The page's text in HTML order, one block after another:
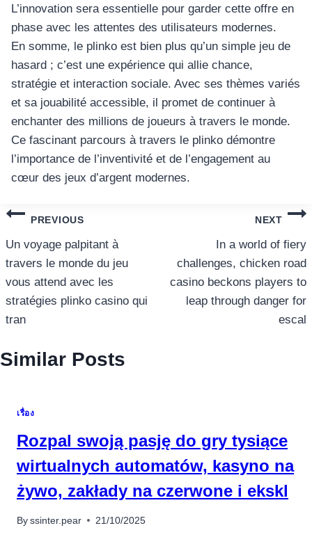
L’innovation sera essentielle pour garder cette offre en
phase avec les attentes des utilisateurs modernes.
En somme, le plinko est bien plus qu’un simple jeu de
hasard ; c’est une expérience qui allie chance,
stratégie et interaction sociale. Avec ses thèmes variés
et sa jouabilité accessible, il promet de continuer à
enchanter des millions de joueurs à travers le monde.
Ce fascinant parcours à travers le plinko démontre
l’importance de l’inventivité et de l’engagement au
cœur des jeux d’argent modernes.
แนะแนว
เรื่อง
PREVIOUS
Un voyage palpitant à
travers le monde du jeu
vous attend avec les
stratégies plinko casino qui
tran
NEXT
In a world of fiery
challenges, chicken road
casino beckons players to
leap through danger for
escal
Similar Posts
เรื่อง
Rozpal swoją pasję do gry tysiące
wirtualnych automatów, kasyno na
żywo, zakłady na czerwone i ekskl
By ssinter.pear 21/10/2025